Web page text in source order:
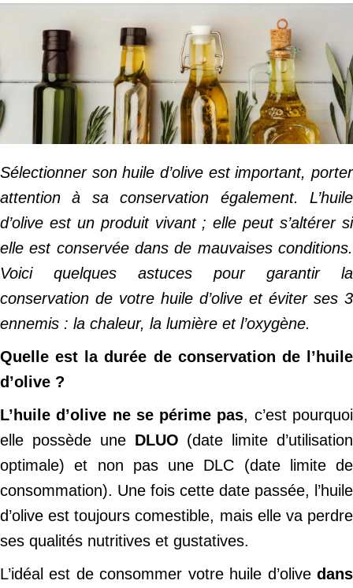
Sélectionner son huile d’olive est important, porter
attention à sa conservation également. L’huile
d’olive est un produit vivant ; elle peut s’altérer si
elle est conservée dans de mauvaises conditions.
Voici quelques astuces pour garantir la
conservation de votre huile d’olive et éviter ses 3
ennemis : la chaleur, la lumière et l’oxygène.
Quelle est la durée de conservation de l’huile
d’olive ?
L’huile d’olive ne se périme pas, c’est pourquoi
elle possède une DLUO (date limite d’utilisation
optimale) et non pas une DLC (date limite de
consommation). Une fois cette date passée, l’huile
d’olive est toujours comestible, mais elle va perdre
ses qualités nutritives et gustatives.
L’idéal est de consommer votre huile d’olive dans